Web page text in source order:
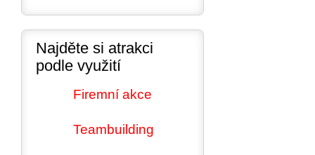
Najděte si atrakci
podle využití
Firemní akce
Teambuilding